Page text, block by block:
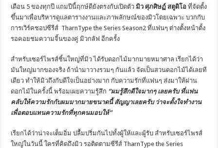
เดือน 5ของทุกปี แถมปีนี้ฤกษ์ดียังตรงกับเปิดตัว มิว ศุภศิษฏ์ สตูดิโอ ที่จัดตั้ง
ขึ้นมาเพื่อบริหารดูแลตารางงานและภาพลักษณ์ของมิวโดยเฉพาะ บวกกับ
การเวิร์คชอปซีรีส์ TharnType the Series Season2ที่แฟนๆ ต่างตั้งหน้าตั้ง
รอคอยชมความจิ้นของคู่ มิวกลัฟ อีกครั้ง
สำหรับเซอร์ไพรส์ชิ้นใหญ่ที่มิว ได้รับดอกไม้มากมายหมาศาล เรียกได้ว่า
มันใหญ่มากของจริง ถ้านำมาวางรวมๆ กันแล้ว จัดเป็นสวนดอกไม้ได้เลยที
เดียว ทำให้มิวถึงกับดีใจเป็นอย่างมาก กับความรักที่แฟนๆ ส่งมาให้ผ่าน
ดอกไม้ในครั้งนี้ พร้อมเผยความรู้สึก “ผมรู้สึกดีใจมากๆ เลยครับ ที่แฟน
คลับให้ความรักกับผมมากมายขนาดนี้ สัญญาเลยครับ ว่าจะตั้งใจทำงาน
เพื่อตอบแทนความรักที่ทุกคนมอบให้”
เรียกได้ว่าน่าจะเต็มอิ่ม ปลื้มปริ่มกันไปทั้งผู้ให้และผู้รับ สำหรับเซอร์ไพรส์
ใหญ่ในวันนี้ ใครที่คิดถึงมิว รอติดตามซีรีส์ TharnType the Series